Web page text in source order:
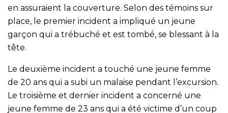
en assuraient la couverture. Selon des témoins sur
place, le premier incident a impliqué un jeune
garçon qui a trébuché et est tombé, se blessant à la
tête.
Le deuxième incident a touché une jeune femme
de 20 ans qui a subi un malaise pendant l’excursion.
Le troisième et dernier incident a concerné une
jeune femme de 23 ans qui a été victime d’un coup